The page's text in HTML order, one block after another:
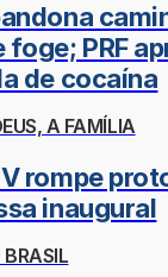
PRF
de cocaína
A FAMÍLIA
rompe
inaugural